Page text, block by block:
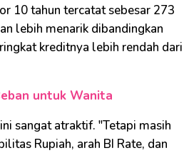
10 tahun tercatat sebesar 273
lebih menarik dibandingkan
kreditnya lebih rendah dari
untuk Wanita
sangat atraktif. "Tetapi masih
Rupiah, arah BI Rate, dan